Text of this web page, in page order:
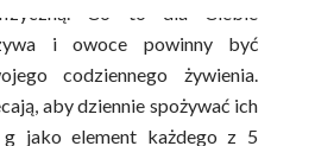
Co to dla Ciebie
i owoce powinny być
codziennego żywienia.
aby dziennie spożywać ich
g jako element każdego z 5